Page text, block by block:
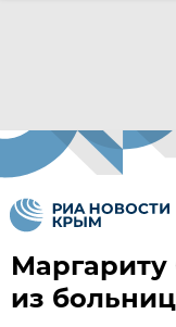
из